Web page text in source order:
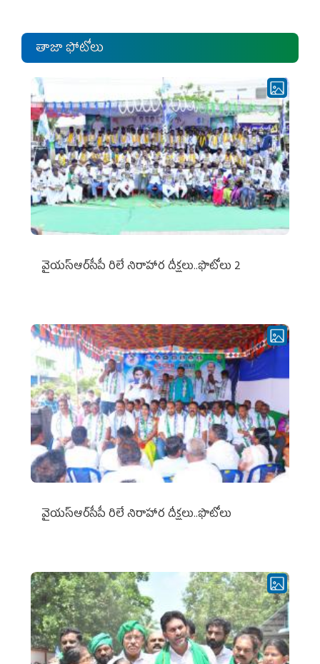
తాజా ఫోటోలు
వైయ‌స్ఆర్‌సీపీ రిలే నిరాహార దీక్షలు..ఫొటోలు 2
వైయ‌స్ఆర్‌సీపీ రిలే నిరాహార దీక్షలు..ఫొటోలు